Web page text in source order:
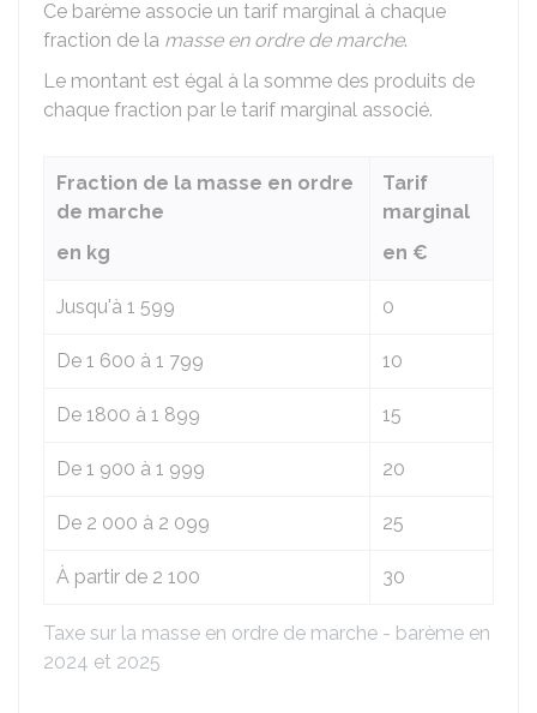
Ce barème associe un tarif marginal à chaque
fraction de la masse en ordre de marche.
Le montant est égal à la somme des produits de
chaque fraction par le tarif marginal associé.
Taxe sur la masse en ordre de marche - barème en
2024 et 2025
Fraction de la masse en ordre
de marche
en kg
Tarif
marginal
en €
Jusqu'à 1 599 0
De 1 600 à 1 799 10
De 1800 à 1 899 15
De 1 900 à 1 999 20
De 2 000 à 2 099 25
À partir de 2 100 30